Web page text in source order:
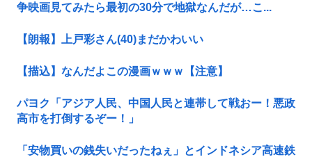
争映画見てみたら最初の30分で地獄なんだが…こ...
【朗報】上戸彩さん(40)まだかわいい
【描込】なんだよこの漫画ｗｗｗ【注意】
パヨク「アジア人民、中国人民と連帯して戦おー！悪政
高市を打倒するぞー！」
「安物買いの銭失いだったねぇ」とインドネシア高速鉄